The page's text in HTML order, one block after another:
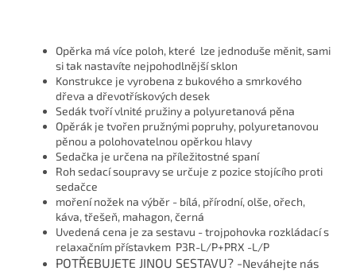
Opěrka má více poloh, které lze jednoduše měnit, sami
si tak nastavíte nejpohodlnější sklon
Konstrukce je vyrobena z bukového a smrkového
dřeva a dřevotřískových desek
Sedák tvoří vlnité pružiny a polyuretanová pěna
Opěrák je tvořen pružnými popruhy, polyuretanovou
pěnou a polohovatelnou opěrkou hlavy
Sedačka je určena na příležitostné spaní
Roh sedací soupravy se určuje z pozice stojícího proti
sedačce
moření nožek na výběr - bílá, přírodní, olše, ořech,
káva, třešeň, mahagon, černá
Uvedená cena je za sestavu - trojpohovka rozkládací s
relaxačním přístavkem P3R-L/P+PRX -L/P
POTŘEBUJETE JINOU SESTAVU? -Neváhejte nás